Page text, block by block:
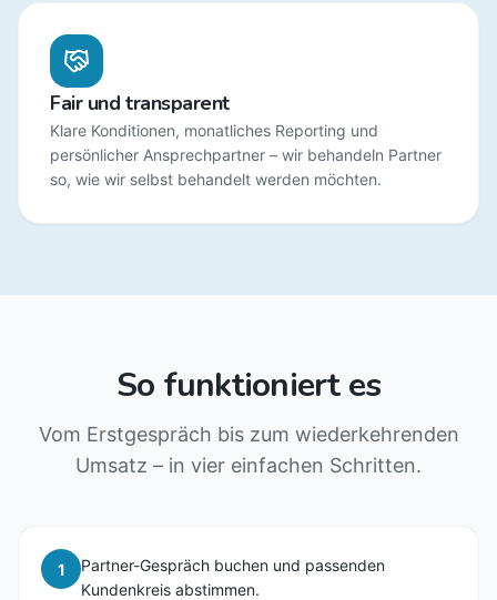
Fair und transparent
Klare Konditionen, monatliches Reporting und
persönlicher Ansprechpartner – wir behandeln Partner
so, wie wir selbst behandelt werden möchten.
So funktioniert es
Vom Erstgespräch bis zum wiederkehrenden
Umsatz – in vier einfachen Schritten.
1
Partner-Gespräch buchen und passenden
Kundenkreis abstimmen.